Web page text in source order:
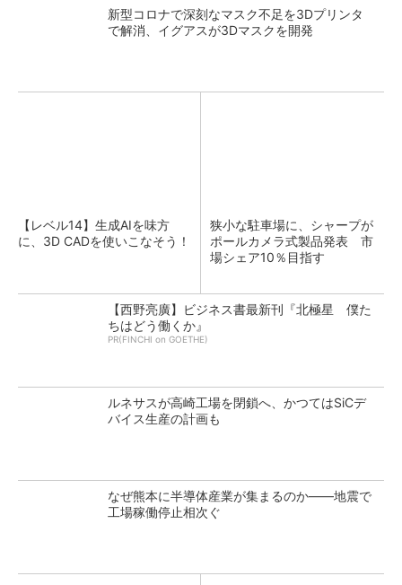
新型コロナで深刻なマスク不足を3Dプリンタ
で解消、イグアスが3Dマスクを開発
【レベル14】生成AIを味方
に、3D CADを使いこなそう！
狭小な駐車場に、シャープが
ポールカメラ式製品発表 市
場シェア10％目指す
【西野亮廣】ビジネス書最新刊『北極星 僕た
ちはどう働くか』
PR(FINCHI on GOETHE)
ルネサスが高崎工場を閉鎖へ、かつてはSiCデ
バイス生産の計画も
なぜ熊本に半導体産業が集まるのか――地震で
工場稼働停止相次ぐ